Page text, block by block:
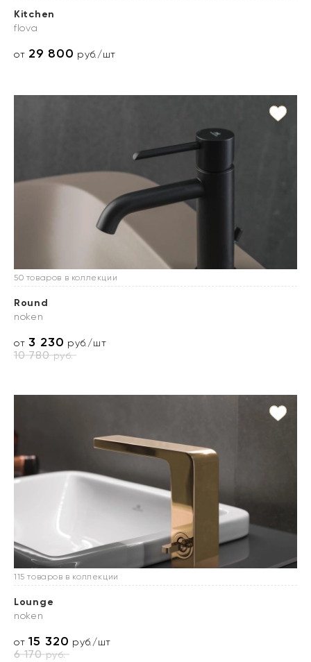
Kitchen
flova
от 29 800 руб./шт
50 товаров в коллекции
Round
noken
от3 230 руб./шт
10 780руб.
115 товаров в коллекции
Lounge
noken
от15 320 руб./шт
6 170руб.